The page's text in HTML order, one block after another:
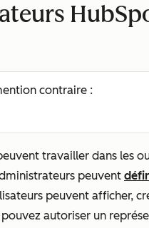
contraire :
travailler dans les
peuvent
peuvent afficher,
autoriser un